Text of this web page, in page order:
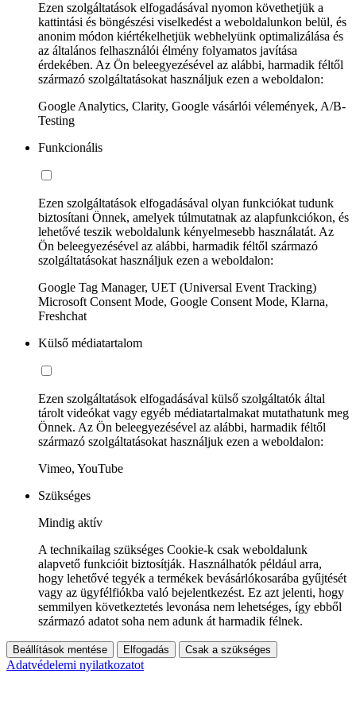
Ezen szolgáltatások elfogadásával nyomon követhetjük a
kattintási és böngészési viselkedést a weboldalunkon belül, és
anonim módon kiértékelhetjük webhelyünk optimalizálása és
az általános felhasználói élmény folyamatos javítása
érdekében. Az Ön beleegyezésével az alábbi, harmadik féltől
származó szolgáltatásokat használjuk ezen a weboldalon:
Google Analytics, Clarity, Google vásárlói vélemények, A/B-
Testing
Funkcionális
Ezen szolgáltatások elfogadásával olyan funkciókat tudunk
biztosítani Önnek, amelyek túlmutatnak az alapfunkciókon, és
lehetővé teszik weboldalunk kényelmesebb használatát. Az
Ön beleegyezésével az alábbi, harmadik féltől származó
szolgáltatásokat használjuk ezen a weboldalon:
Google Tag Manager, UET (Universal Event Tracking)
Microsoft Consent Mode, Google Consent Mode, Klarna,
Freshchat
Külső médiatartalom
Ezen szolgáltatások elfogadásával külső szolgáltatók által
tárolt videókat vagy egyéb médiatartalmakat mutathatunk meg
Önnek. Az Ön beleegyezésével az alábbi, harmadik féltől
származó szolgáltatásokat használjuk ezen a weboldalon:
Vimeo, YouTube
Szükséges
Mindig aktív
A technikailag szükséges Cookie-k csak weboldalunk
alapvető funkcióit biztosítják. Használhatók például arra,
hogy lehetővé tegyék a termékek bevásárlókosarába gyűjtését
vagy az ügyfélfiókba való bejelentkezést. Ez azt jelenti, hogy
semmilyen következtetés levonása nem lehetséges, így ebből
származó adatot soha nem adunk át harmadik félnek.
Beállítások mentése Elfogadás Csak a szükséges
Adatvédelemi nyilatkozatot